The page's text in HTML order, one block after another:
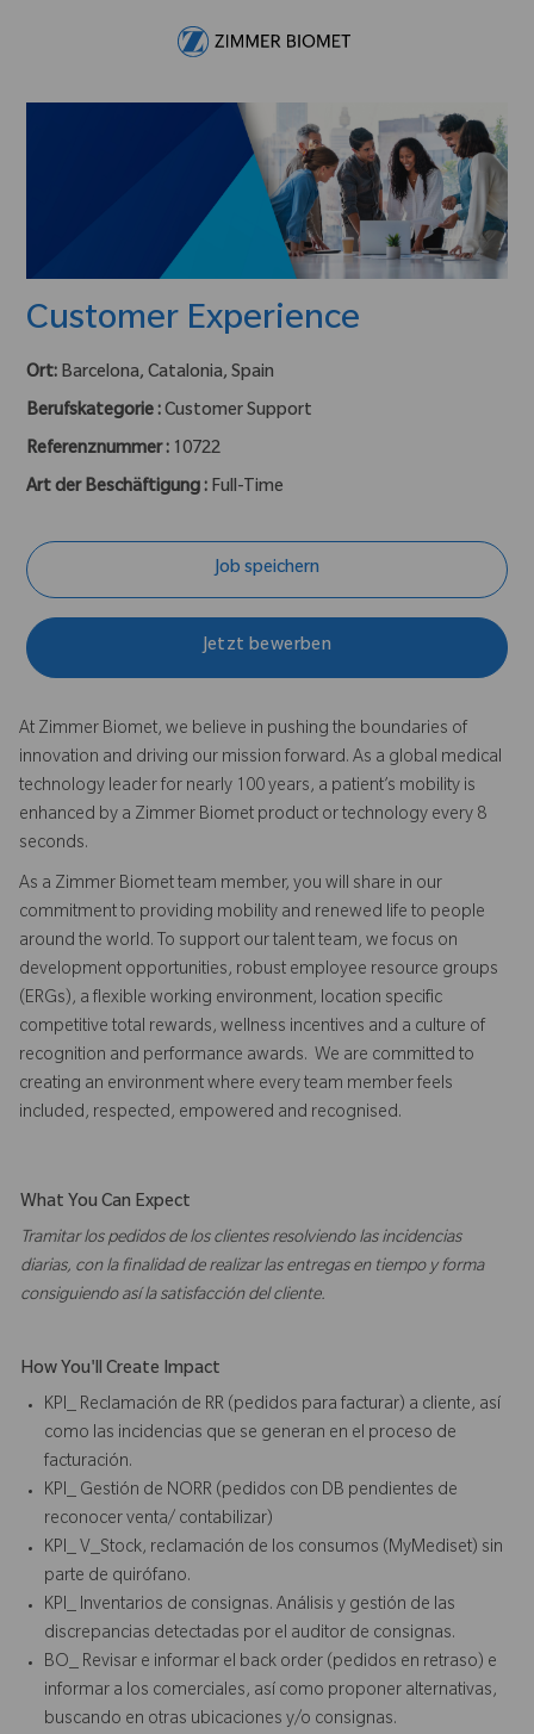
Customer Experience
Ort: Barcelona, Catalonia, Spain
Berufskategorie :Customer Support
Referenznummer : 10722
Art der Beschäftigung : Full-Time
Job speichern
Jetzt bewerben
At Zimmer Biomet, we believe in pushing the boundaries of
innovation and driving our mission forward. As a global medical
technology leader for nearly 100 years, a patient’s mobility is
enhanced by a Zimmer Biomet product or technology every 8
seconds.
As a Zimmer Biomet team member, you will share in our
commitment to providing mobility and renewed life to people
around the world. To support our talent team, we focus on
development opportunities, robust employee resource groups
(ERGs), a flexible working environment, location specific
competitive total rewards, wellness incentives and a culture of
recognition and performance awards. We are committed to
creating an environment where every team member feels
included, respected, empowered and recognised.
What You Can Expect
Tramitar los pedidos de los clientes resolviendo las incidencias
diarias, con la finalidad de realizar las entregas en tiempo y forma
consiguiendo así la satisfacción del cliente.
How You'll Create Impact
KPI_ Reclamación de RR (pedidos para facturar) a cliente, así
como las incidencias que se generan en el proceso de
facturación.
KPI_ Gestión de NORR (pedidos con DB pendientes de
reconocer venta/ contabilizar)
KPI_ V_Stock, reclamación de los consumos (MyMediset) sin
parte de quirófano.
KPI_ Inventarios de consignas. Análisis y gestión de las
discrepancias detectadas por el auditor de consignas.
BO_ Revisar e informar el back order (pedidos en retraso) e
informar a los comerciales, así como proponer alternativas,
buscando en otras ubicaciones y/o consignas.